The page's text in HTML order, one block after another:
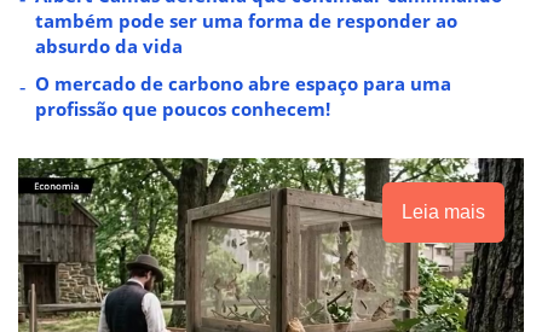
também pode ser uma forma de responder ao
absurdo da vida
O mercado de carbono abre espaço para uma
profissão que poucos conhecem!
Leia mais